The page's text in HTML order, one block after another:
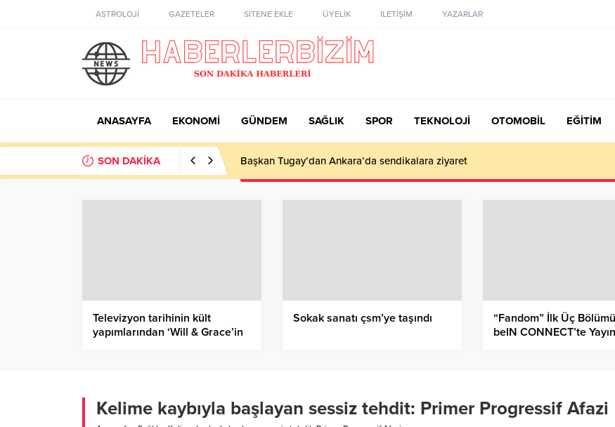
ASTROLOJİ GAZETELER SİTENE EKLE ÜYELİK İLETİŞİM YAZARLAR
ANASAYFA EKONOMİ GÜNDEM SAĞLIK SPOR TEKNOLOJİ OTOMOBİL EĞİTİM
SON DAKİKA Bakırköy Kent Lokantası Açıldı
Televizyon tarihinin kült
yapımlarından ‘Will & Grace’in
Sokak sanatı çsm’ye taşındı
“Fandom” İlk Üç
beIN CONNECT’te
Kelime kaybıyla başlayan sessiz tehdit: Primer Progressif Afazi